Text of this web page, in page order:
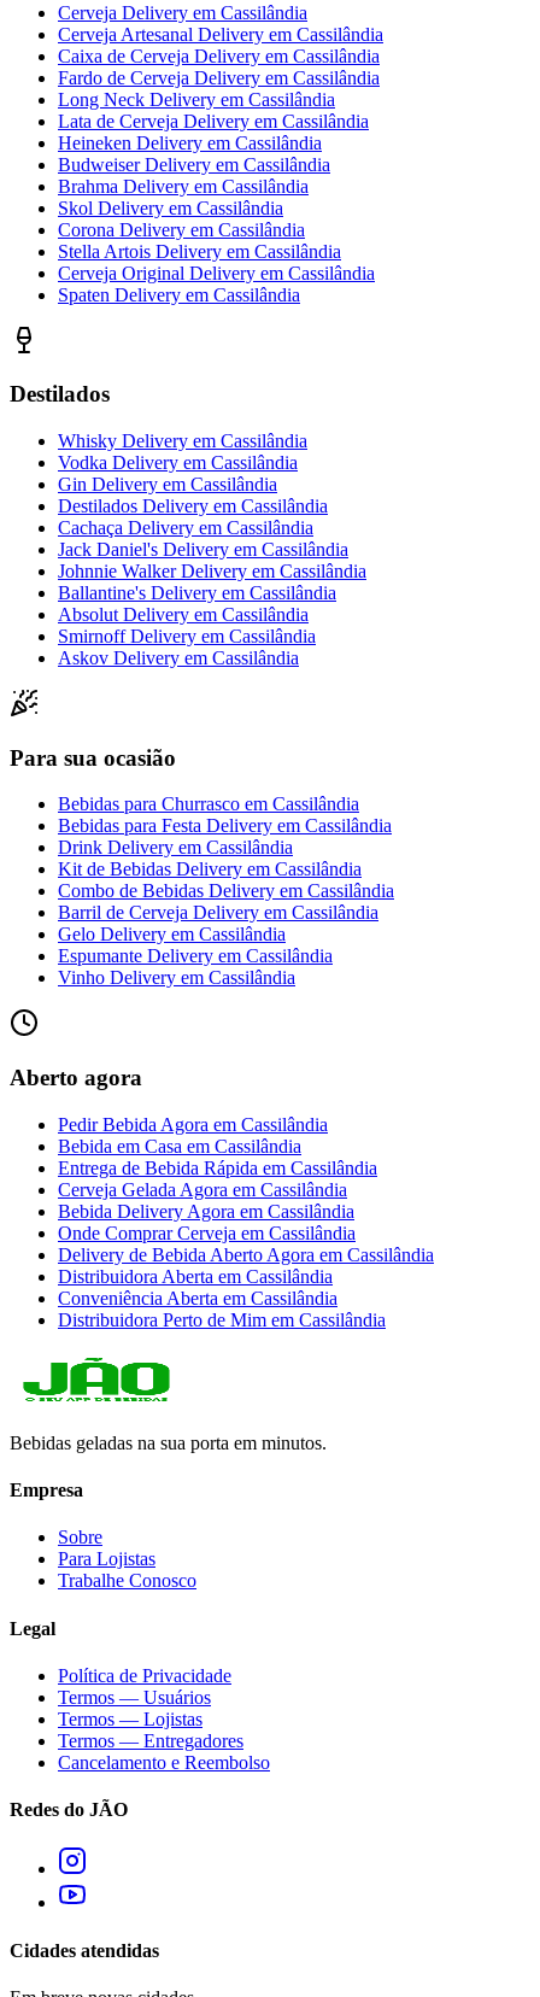
Cerveja Delivery em Cassilândia
Cerveja Artesanal Delivery em Cassilândia
Caixa de Cerveja Delivery em Cassilândia
Fardo de Cerveja Delivery em Cassilândia
Long Neck Delivery em Cassilândia
Lata de Cerveja Delivery em Cassilândia
Heineken Delivery em Cassilândia
Budweiser Delivery em Cassilândia
Brahma Delivery em Cassilândia
Skol Delivery em Cassilândia
Corona Delivery em Cassilândia
Stella Artois Delivery em Cassilândia
Cerveja Original Delivery em Cassilândia
Spaten Delivery em Cassilândia
Destilados
Whisky Delivery em Cassilândia
Vodka Delivery em Cassilândia
Gin Delivery em Cassilândia
Destilados Delivery em Cassilândia
Cachaça Delivery em Cassilândia
Jack Daniel's Delivery em Cassilândia
Johnnie Walker Delivery em Cassilândia
Ballantine's Delivery em Cassilândia
Absolut Delivery em Cassilândia
Smirnoff Delivery em Cassilândia
Askov Delivery em Cassilândia
Para sua ocasião
Bebidas para Churrasco em Cassilândia
Bebidas para Festa Delivery em Cassilândia
Drink Delivery em Cassilândia
Kit de Bebidas Delivery em Cassilândia
Combo de Bebidas Delivery em Cassilândia
Barril de Cerveja Delivery em Cassilândia
Gelo Delivery em Cassilândia
Espumante Delivery em Cassilândia
Vinho Delivery em Cassilândia
Aberto agora
Pedir Bebida Agora em Cassilândia
Bebida em Casa em Cassilândia
Entrega de Bebida Rápida em Cassilândia
Cerveja Gelada Agora em Cassilândia
Bebida Delivery Agora em Cassilândia
Onde Comprar Cerveja em Cassilândia
Delivery de Bebida Aberto Agora em Cassilândia
Distribuidora Aberta em Cassilândia
Conveniência Aberta em Cassilândia
Distribuidora Perto de Mim em Cassilândia
Bebidas geladas na sua porta em minutos.
Empresa
Sobre
Para Lojistas
Trabalhe Conosco
Legal
Política de Privacidade
Termos — Usuários
Termos — Lojistas
Termos — Entregadores
Cancelamento e Reembolso
Redes do JÃO
Cidades atendidas